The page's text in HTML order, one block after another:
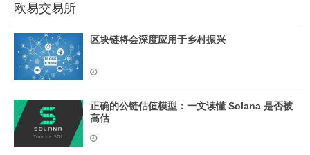
欧易交易所
区块链将会深度应用于乡村振兴
正确的公链估值模型：一文读懂 Solana 是否被
高估